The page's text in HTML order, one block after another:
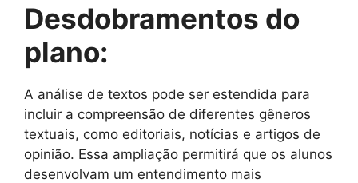
Desdobramentos do
plano:
A análise de textos pode ser estendida para
incluir a compreensão de diferentes gêneros
textuais, como editoriais, notícias e artigos de
opinião. Essa ampliação permitirá que os alunos
desenvolvam um entendimento mais